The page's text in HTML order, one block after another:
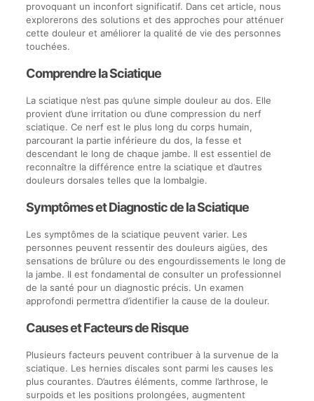
provoquant un inconfort significatif. Dans cet article, nous
explorerons des solutions et des approches pour atténuer
cette douleur et améliorer la qualité de vie des personnes
touchées.
Comprendre la Sciatique
La sciatique n’est pas qu’une simple douleur au dos. Elle
provient d’une irritation ou d’une compression du nerf
sciatique. Ce nerf est le plus long du corps humain,
parcourant la partie inférieure du dos, la fesse et
descendant le long de chaque jambe. Il est essentiel de
reconnaître la différence entre la sciatique et d’autres
douleurs dorsales telles que la lombalgie.
Symptômes et Diagnostic de la Sciatique
Les symptômes de la sciatique peuvent varier. Les
personnes peuvent ressentir des douleurs aigües, des
sensations de brûlure ou des engourdissements le long de
la jambe. Il est fondamental de consulter un professionnel
de la santé pour un diagnostic précis. Un examen
approfondi permettra d’identifier la cause de la douleur.
Causes et Facteurs de Risque
Plusieurs facteurs peuvent contribuer à la survenue de la
sciatique. Les hernies discales sont parmi les causes les
plus courantes. D’autres éléments, comme l’arthrose, le
surpoids et les positions prolongées, augmentent